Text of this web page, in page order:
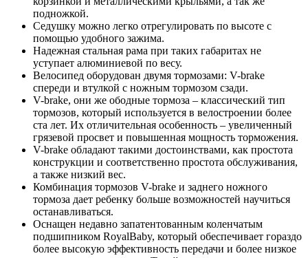
подножкой.
Седушку можно легко отрегулировать по высоте с
помощью удобного зажима.
Надежная стальная рама при таких габаритах не
уступает алюминиевой по весу.
Велосипед оборудован двумя тормозами: V-brake
спереди и втулкой с ножным тормозом сзади.
V-brake, они же ободные тормоза – классический тип
тормозов, который используется в велостроении более
ста лет. Их отличительная особенность – увеличенный
грязевой просвет и повышенная мощность торможения.
V-brake обладают такими достоинствами, как простота
конструкции и соответственно простота обслуживания,
а также низкий вес.
Комбинация тормозов V-brake и заднего ножного
тормоза дает ребенку больше возможностей научиться
останавливаться.
Оснащен недавно запатентованным коленчатым
подшипником RoyalBaby, который обеспечивает гораздо
более высокую эффективность передачи и более низкое